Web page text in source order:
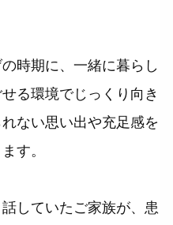
時期に、一緒に暮らし
る環境でじっくり向き
ない思い出や充足感を
す。
していたご家族が、患